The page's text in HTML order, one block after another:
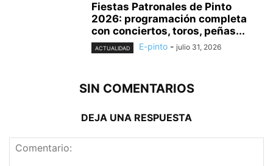
Fiestas Patronales de Pinto
2026: programación completa
con conciertos, toros, peñas...
ACTUALIDAD E-pinto - julio 31, 2026
SIN COMENTARIOS
DEJA UNA RESPUESTA